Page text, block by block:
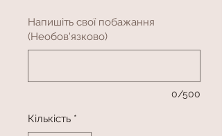
Напишіть свої побажання
(Необов'язково)
0/500
Кількість *